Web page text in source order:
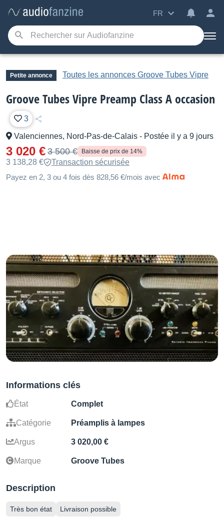
FR
Petite annonce Toutes les annonces Groove Tubes Vipre
Groove Tubes Vipre Preamp Class A occasion
3
Valenciennes, Nord-Pas-de-Calais - Postée il y a 9 jours
3 020 € 3 500 € Baisse de prix de 14%
3 138,28 €
Transaction sécurisée
Payez en 2, 3 ou 4 fois dès 828,56 €/mois avec
Informations clés
État Complet
Catégorie Préamplis à lampes
Argus 3 020,00 €
Marque Groove Tubes
Description
Très bon état Livraison possible